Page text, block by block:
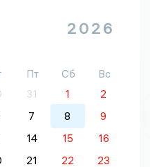
2026
Пт Сб
Вс
31 1
2
7 8
9
14 15
16
21 22
23